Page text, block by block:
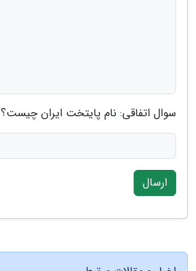
سوال اتفاقی: نام پایتخت ایران چیست؟
ارسال